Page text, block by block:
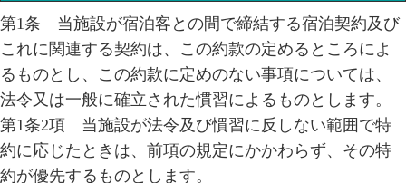
第1条 当施設が宿泊客との間で締結する宿泊契約及び
これに関連する契約は、この約款の定めるところによ
るものとし、この約款に定めのない事項については、
法令又は一般に確立された慣習によるものとします。
第1条2項 当施設が法令及び慣習に反しない範囲で特
約に応じたときは、前項の規定にかかわらず、その特
約が優先するものとします。